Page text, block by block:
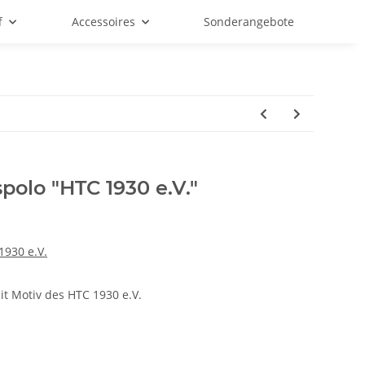
Accessoires Sonderangebote
"HTC 1930 e.V."
e.V.
Motiv des HTC 1930 e.V.